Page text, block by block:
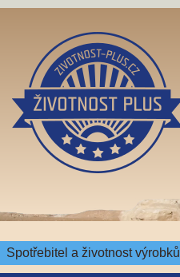
Spotřebitel a životnost výrobků